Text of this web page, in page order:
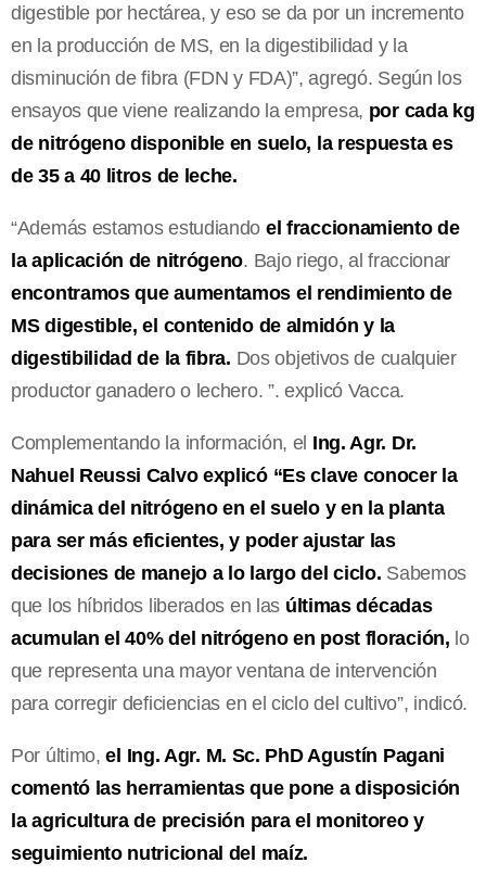
digestible por hectárea, y eso se da por un incremento
en la producción de MS, en la digestibilidad y la
disminución de fibra (FDN y FDA)”, agregó. Según los
ensayos que viene realizando la empresa, por cada kg
de nitrógeno disponible en suelo, la respuesta es
de 35 a 40 litros de leche.
“Además estamos estudiando el fraccionamiento de
la aplicación de nitrógeno. Bajo riego, al fraccionar
encontramos que aumentamos el rendimiento de
MS digestible, el contenido de almidón y la
digestibilidad de la fibra. Dos objetivos de cualquier
productor ganadero o lechero. ”. explicó Vacca.
Complementando la información, el Ing. Agr. Dr.
Nahuel Reussi Calvo explicó “Es clave conocer la
dinámica del nitrógeno en el suelo y en la planta
para ser más eficientes, y poder ajustar las
decisiones de manejo a lo largo del ciclo. Sabemos
que los híbridos liberados en las últimas décadas
acumulan el 40% del nitrógeno en post floración, lo
que representa una mayor ventana de intervención
para corregir deficiencias en el ciclo del cultivo”, indicó.
Por último,el Ing. Agr. M. Sc. PhD Agustín Pagani
comentó las herramientas que pone a disposición
la agricultura de precisión para el monitoreo y
seguimiento nutricional del maíz.